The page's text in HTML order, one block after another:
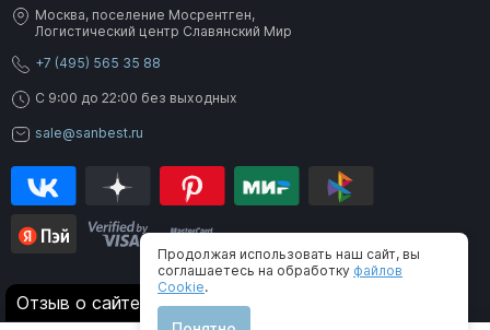
Москва, поселение Мосрентген,
Логистический центр Славянский Мир
+7 (495) 565 35 88
C 9:00 до 22:00 без выходных
sale@sanbest.ru
® 2006-2026 SanBest. Все права защищены
Отзыв о сайте
Продолжая использовать наш сайт, вы
соглашаетесь на обработку файлов
Cookie.